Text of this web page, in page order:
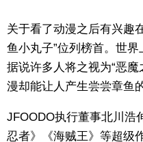
关于看了动漫之后有兴趣
鱼小丸子”位列榜首。世
据说许多人将之视为“恶
漫却能让人产生尝尝章鱼
JFOODO执行董事北川浩
忍者》《海贼王》等超级